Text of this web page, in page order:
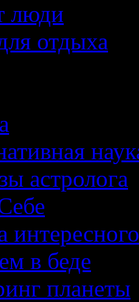
люди
отдыха
астролога
интересного
в беде
планеты